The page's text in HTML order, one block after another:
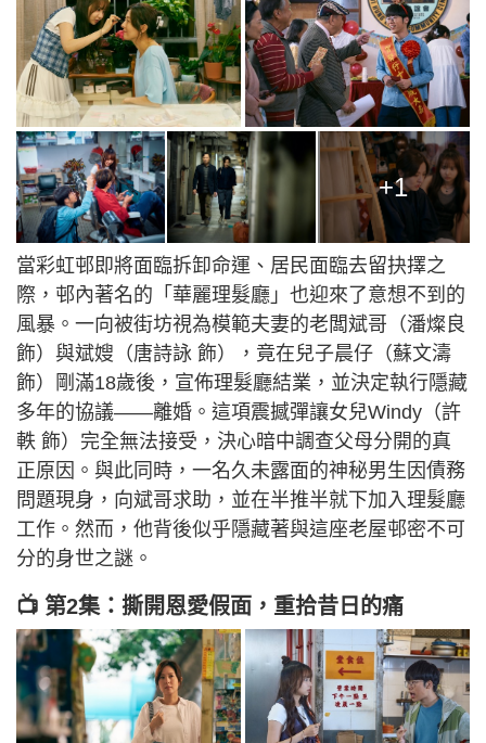
+1
當彩虹邨即將面臨拆卸命運、居民面臨去留抉擇之
際，邨內著名的「華麗理髮廳」也迎來了意想不到的
風暴。一向被街坊視為模範夫妻的老闆斌哥（潘燦良
飾）與斌嫂（唐詩詠 飾），竟在兒子晨仔（蘇文濤
飾）剛滿18歲後，宣佈理髮廳結業，並決定執行隱藏
多年的協議——離婚。這項震撼彈讓女兒Windy（許
軼 飾）完全無法接受，決心暗中調查父母分開的真
正原因。與此同時，一名久未露面的神秘男生因債務
問題現身，向斌哥求助，並在半推半就下加入理髮廳
工作。然而，他背後似乎隱藏著與這座老屋邨密不可
分的身世之謎。
📺 第2集：撕開恩愛假面，重拾昔日的痛